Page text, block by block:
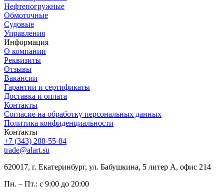
Нефтепогружные
Обмоточные
Судовые
Управления
Информация
О компании
Реквизиты
Отзывы
Вакансии
Гарантии и сертификаты
Доставка и оплата
Контакты
Согласие на обработку персональных данных
Политика конфиденциальности
Контакты
+7 (343) 288-55-84
trade@alart.su
620017, г. Екатеринбург, ул. Бабушкина, 5 литер А, офис 214
Пн. – Пт.: с 9:00 до 20:00